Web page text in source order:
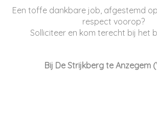
Een toffe dankbare job, afgestemd
respect voorop?
Solliciteer en kom terecht bij het
Bij De Strijkberg te Anzegem